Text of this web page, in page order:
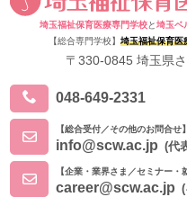
埼玉福祉保育医療専門学校と埼玉ベ
【総合専門学校】 埼玉福祉保育医
〒330-0845 埼玉県
048-649-2331
【総合受付／その他のお問合せ】
info@scw.ac.jp (代
【企業・業界さま／セミナー・
career@scw.ac.jp